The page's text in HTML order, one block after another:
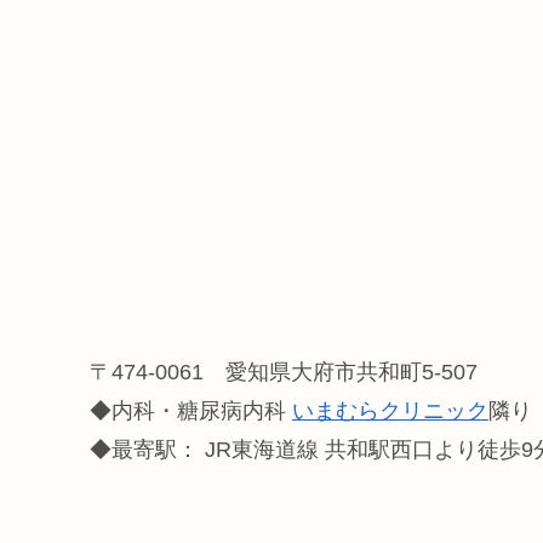
〒474-0061 愛知県大府市共和町5-507
◆内科・糖尿病内科 いまむらクリニック 隣り
◆最寄駅： JR東海道線 共和駅西口より徒歩9